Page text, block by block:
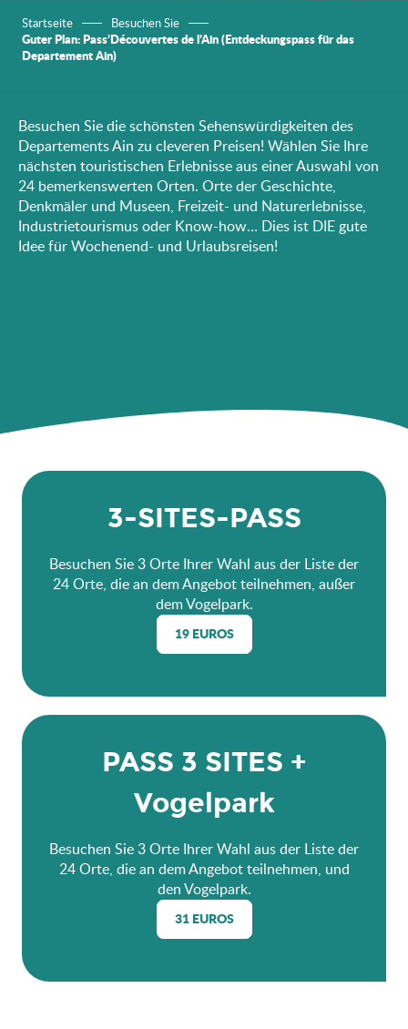
Startseite Besuchen Sie
Guter Plan: Pass’Découvertes de l’Ain (Entdeckungspass für das
Departement Ain)
Besuchen Sie die schönsten Sehenswürdigkeiten des
Departements Ain zu cleveren Preisen! Wählen Sie Ihre
nächsten touristischen Erlebnisse aus einer Auswahl von
24 bemerkenswerten Orten. Orte der Geschichte,
Denkmäler und Museen, Freizeit- und Naturerlebnisse,
Industrietourismus oder Know-how… Dies ist DIE gute
Idee für Wochenend- und Urlaubsreisen!
3-SITES-PASS
Besuchen Sie 3 Orte Ihrer Wahl aus der Liste der
24 Orte, die an dem Angebot teilnehmen, außer
dem Vogelpark.
19 EUROS
PASS 3 SITES +
Vogelpark
Besuchen Sie 3 Orte Ihrer Wahl aus der Liste der
24 Orte, die an dem Angebot teilnehmen, und
den Vogelpark.
31 EUROS